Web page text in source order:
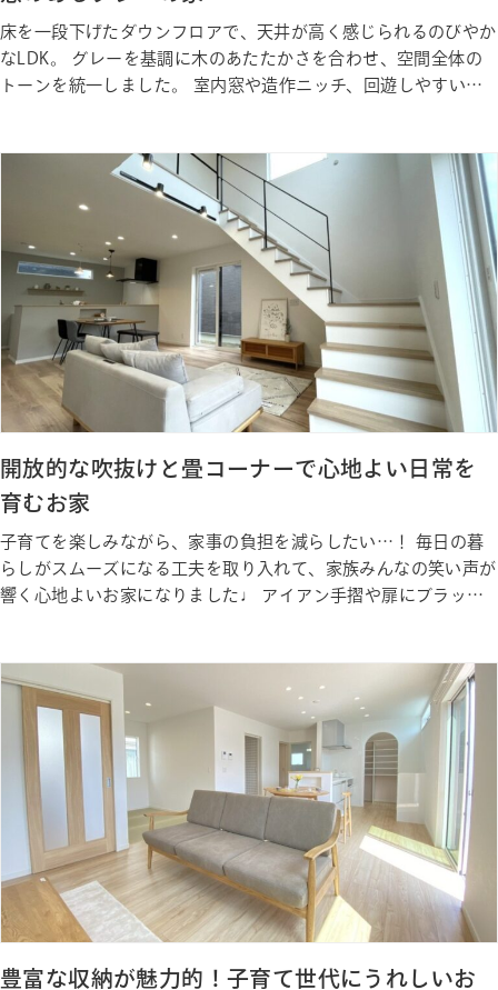
床を一段下げたダウンフロアで、天井が高く感じられるのびやか
なLDK。 グレーを基調に木のあたたかさを合わせ、空間全体の
トーンを統一しました。 室内窓や造作ニッチ、回遊しやすい動
開放的な吹抜けと畳コーナーで心地よい日常を
育むお家
子育てを楽しみながら、家事の負担を減らしたい…！ 毎日の暮
らしがスムーズになる工夫を取り入れて、家族みんなの笑い声が
響く心地よいお家になりました♩ アイアン手摺や扉にブラック
ギャラリー Photo Gallery ギャラリー Sta…
豊富な収納が魅力的！子育て世代にうれしいお